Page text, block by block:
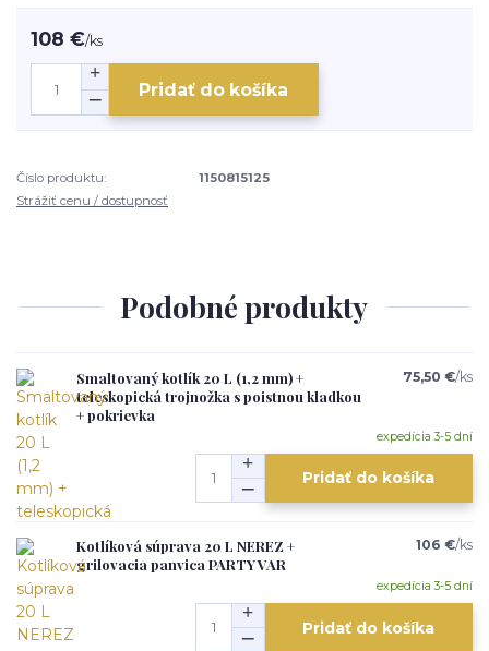
108 €/ks
Pridať do košíka
Číslo produktu:
1150815125
Strážiť cenu / dostupnosť
Podobné produkty
Smaltovaný kotlík 20 L (1,2 mm) +
teleskopická trojnožka s poistnou kladkou
+ pokrievka
75,50 €/ks
expedícia 3-5 dní
Pridať do košíka
Kotlíková súprava 20 L NEREZ +
grilovacia panvica PARTY VAR
106 €/ks
expedícia 3-5 dní
Pridať do košíka